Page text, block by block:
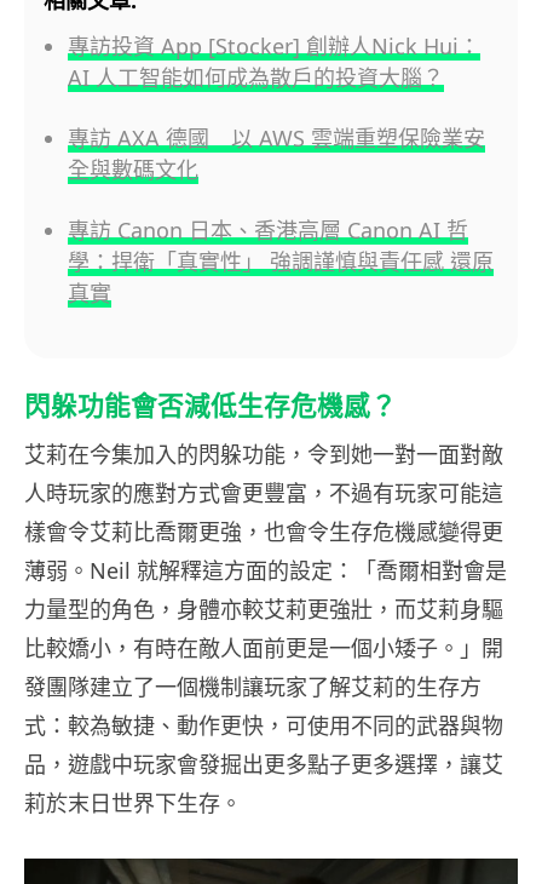
專訪投資 App [Stocker] 創辦人Nick Hui：
AI 人工智能如何成為散戶的投資大腦？
專訪 AXA 德國 以 AWS 雲端重塑保險業安
全與數碼文化
專訪 Canon 日本、香港高層 Canon AI 哲
學：捍衛「真實性」 強調謹慎與責任感 還原
真實
閃躲功能會否減低生存危機感？
艾莉在今集加入的閃躲功能，令到她一對一面對敵
人時玩家的應對方式會更豐富，不過有玩家可能這
樣會令艾莉比喬爾更強，也會令生存危機感變得更
薄弱。Neil 就解釋這方面的設定：「喬爾相對會是
力量型的角色，身體亦較艾莉更強壯，而艾莉身驅
比較嬌小，有時在敵人面前更是一個小矮子。」開
發團隊建立了一個機制讓玩家了解艾莉的生存方
式：較為敏捷、動作更快，可使用不同的武器與物
品，遊戲中玩家會發掘出更多點子更多選擇，讓艾
莉於末日世界下生存。